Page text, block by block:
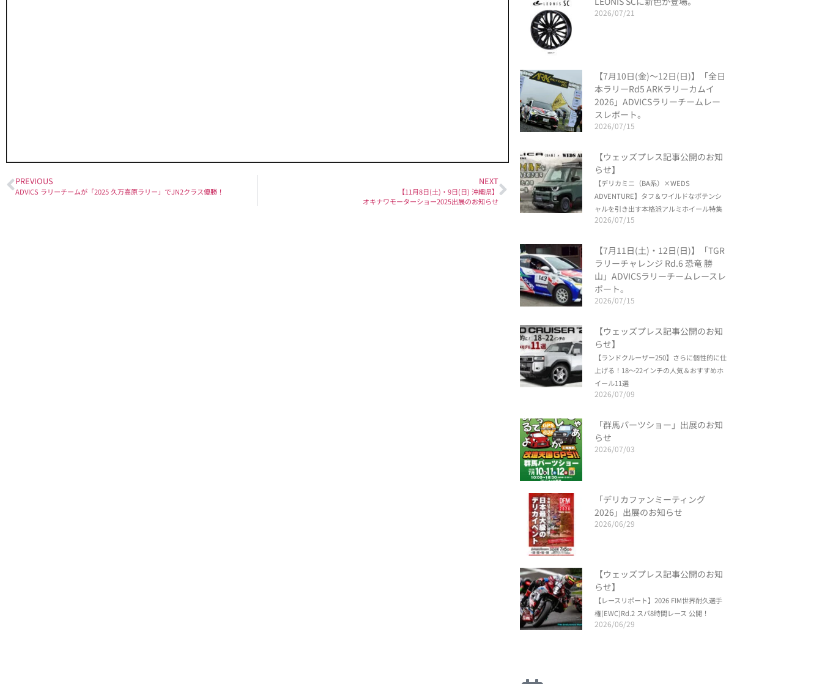
PREVIOUS
ADVICS ラリーチームが「2025 久万高原ラリー」でJN2クラス優勝！
NEXT
【11月8日(土)・9日(日) 沖縄県】
オキナワモーターショー2025出展のお知らせ
2026/07/21
【7月10日(金)〜12日(日)】「全日
本ラリーRd5 ARKラリーカムイ
2026」ADVICSラリーチームレー
スレポート。
2026/07/15
【ウェッズプレス記事公開のお知
らせ】
【デリカミニ（BA系）×WEDS
ADVENTURE】タフ＆ワイルドなポテンシ
ャルを引き出す本格派アルミホイール特集
2026/07/15
【7月11日(土)・12日(日)】「TGR
ラリーチャレンジ Rd.6 恐竜 勝
山」ADVICSラリーチームレースレ
ポート。
2026/07/15
【ウェッズプレス記事公開のお知
らせ】
【ランドクルーザー250】さらに個性的に仕
上げる！18～22インチの人気＆おすすめホ
イール11選
2026/07/09
「群馬パーツショー」出展のお知
らせ
2026/07/03
「デリカファンミーティング
2026」出展のお知らせ
2026/06/29
【ウェッズプレス記事公開のお知
らせ】
【レースリポート】2026 FIM世界耐久選手
権(EWC)Rd.2 スパ8時間レース 公開！
2026/06/29